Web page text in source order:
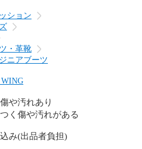
ション
・革靴
ニアブーツ
や汚れあり
く傷や汚れがある
み(出品者負担)